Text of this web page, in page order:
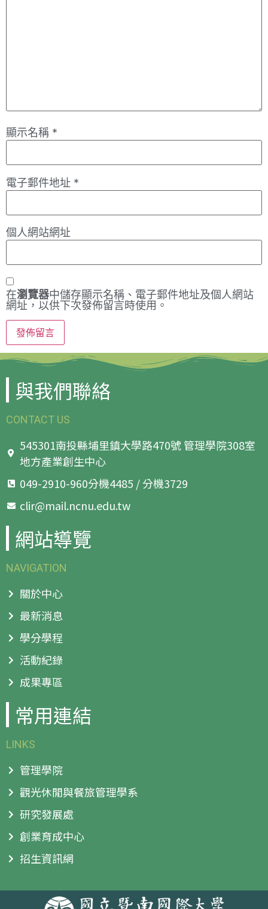
顯示名稱 *
電子郵件地址 *
個人網站網址
在瀏覽器中儲存顯示名稱、電子郵件地址及個人網站
網址，以供下次發佈留言時使用。
與我們聯絡
CONTACT US
545301南投縣埔里鎮大學路470號 管理學院308室
地方產業創生中心
049-2910-960分機4485 / 分機3729
clir@mail.ncnu.edu.tw
網站導覽
NAVIGATION
關於中心
最新消息
學分學程
活動紀錄
成果專區
常用連結
LINKS
管理學院
觀光休閒與餐旅管理學系
研究發展處
創業育成中心
招生資訊網